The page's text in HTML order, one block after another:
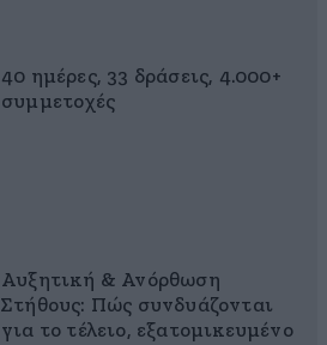
40 ημέρες, 33 δράσεις, 4.000+
συμμετοχές
Αυξητική & Ανόρθωση
Στήθους: Πώς συνδυάζονται
για το τέλειο, εξατομικευμένο